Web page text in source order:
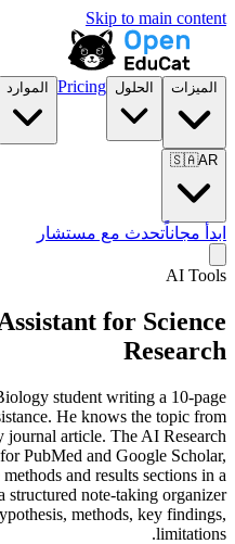
Skip to main content
الميزات الحلول Pricing الموارد
🇸🇦AR
ابدأ مجاناًتحدث مع مستشار
AI Tools
for Science
Research
student writing a 10-page
He knows the topic from
journal article. The AI Research
PubMed and Google Scholar,
and results sections in a
structured note-taking organizer
methods, key findings,
limitations.